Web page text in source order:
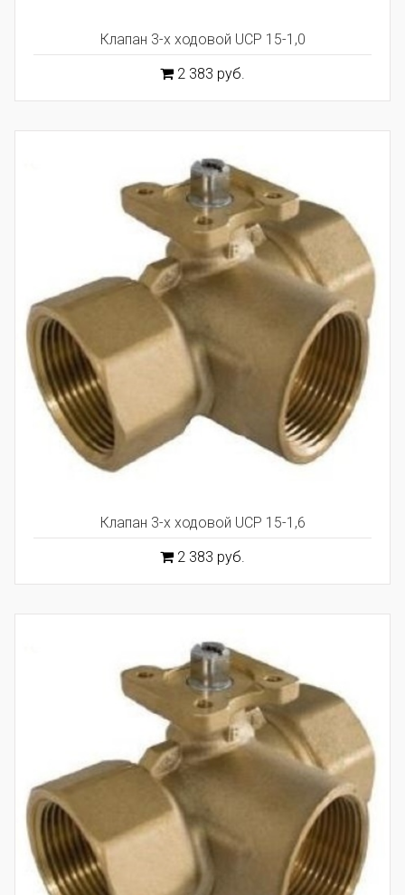
Клапан 3-х ходовой UCP 15-1,0
2 383 руб.
Клапан 3-х ходовой UCP 15-1,6
2 383 руб.